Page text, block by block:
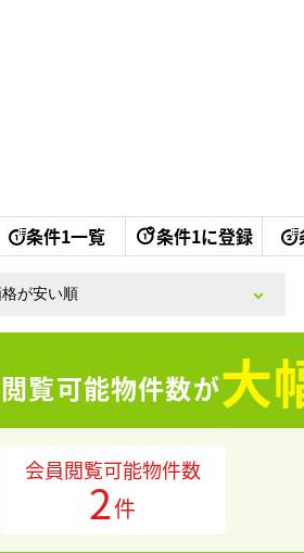
条件1一覧 条件1に登録
閲覧可能物件数が大
会員閲覧可能物件数
2件